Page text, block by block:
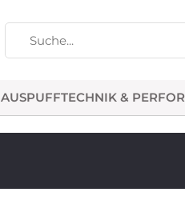
AUSPUFFTECHNIK &